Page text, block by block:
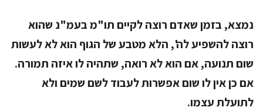
נמצא, בזמן שאדם רוצה לקיים תו"מ בעמ"נ שהוא
רוצה להשפיע לה', הלא מטבע של הגוף הוא לא לעשות
שום תנועה, אם הוא לא רואה, שתהיה לו איזה תמורה.
אם כן אין לו שום אפשרות לעבוד לשם שמים ולא
לתועלת עצמו.